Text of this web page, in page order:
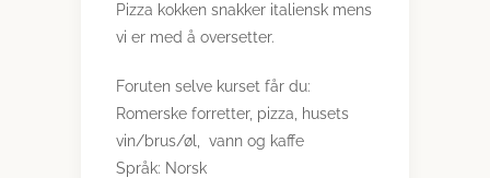
Pizza kokken snakker italiensk mens
vi er med å oversetter.
Foruten selve kurset får du:
Romerske forretter, pizza, husets
vin/brus/øl, vann og kaffe
Språk: Norsk